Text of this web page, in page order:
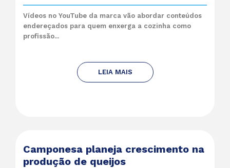
Vídeos no YouTube da marca vão abordar conteúdos
endereçados para quem enxerga a cozinha como
profissão...
LEIA MAIS
Camponesa planeja crescimento na
produção de queijos